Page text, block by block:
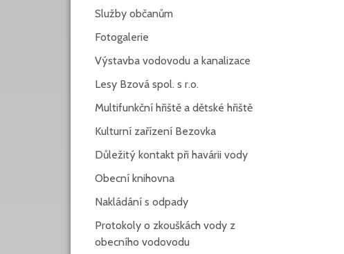
Služby občanům
Fotogalerie
Výstavba vodovodu a kanalizace
Lesy Bzová spol. s r.o.
Multifunkční hřiště a dětské hřiště
Kulturní zařízení Bezovka
Důležitý kontakt při havárii vody
Obecní knihovna
Nakládání s odpady
Protokoly o zkouškách vody z
obecního vodovodu